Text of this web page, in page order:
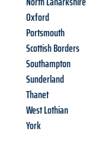
Oxford
Portsmouth
Scottish Borders
Southampton
Sunderland
Thanet
West Lothian
York